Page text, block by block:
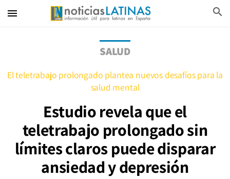
menu search
SALUD
El teletrabajo prolongado plantea nuevos desafíos para la
salud mental
Estudio revela que el
teletrabajo prolongado sin
límites claros puede disparar
ansiedad y depresión